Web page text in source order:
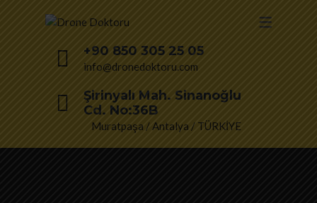
+90 850 305 25 05
info@dronedoktoru.com
Şirinyalı Mah. Sinanoğlu
Cd. No:36B
Muratpaşa / Antalya / TÜRKİYE